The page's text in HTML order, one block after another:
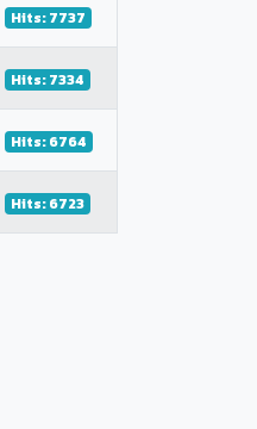
Hits: 7737
Hits: 7334
Hits: 6764
Hits: 6723